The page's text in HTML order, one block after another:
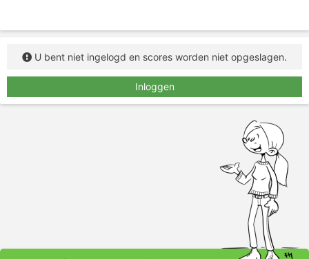
U bent niet ingelogd en scores worden niet opgeslagen.
Inloggen